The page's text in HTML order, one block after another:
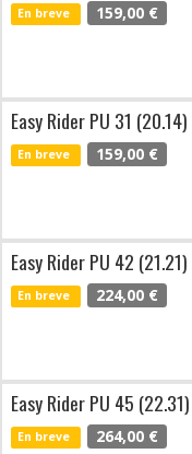
En breve 159,00 €
Easy Rider PU 31 (20.14)
En breve 159,00 €
Easy Rider PU 42 (21.21)
En breve 224,00 €
Easy Rider PU 45 (22.31)
En breve 264,00 €